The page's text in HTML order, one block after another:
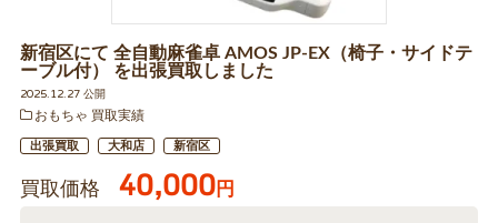
新宿区にて 全自動麻雀卓 AMOS JP-EX（椅子・サイドテ
ーブル付） を出張買取しました
2025.12.27 公開
おもちゃ 買取実績
出張買取 大和店 新宿区
買取価格 40,000円